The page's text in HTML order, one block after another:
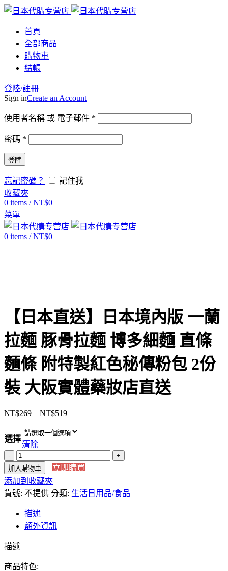
首頁
全部商品
購物車
結帳
登陸/註冊
Sign inCreate an Account
使用者名稱 或 電子郵件 *
密碼 *
登陸
忘記密碼？
記住我
收藏夾
0 items / NT$0
菜單
0 items / NT$0
【日本直送】日本境內版 一蘭
拉麵 豚骨拉麵 博多細麵 直條
麵條 附特製紅色秘傳粉包 2份
裝 大阪實體藥妝店直送
NT$269 – NT$519價
格
圍：
NT$269
到
選擇
清除
【日
本
直
送】
本
境
內
一
加入購物車
立即購買
添加到收藏夾
貨號: 不提供 分類: 生活日用品/食品
描述
額外資訊
描述
商品特色: